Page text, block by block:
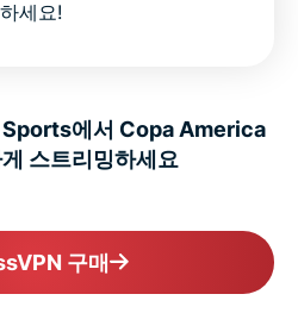
하세요!
Sports에서 Copa America
스트리밍하세요
구매